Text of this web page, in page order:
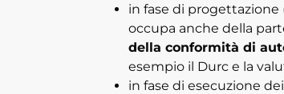
in fase di progettazione
occupa anche della
della conformità di
esempio il Durc e la
in fase di esecuzione